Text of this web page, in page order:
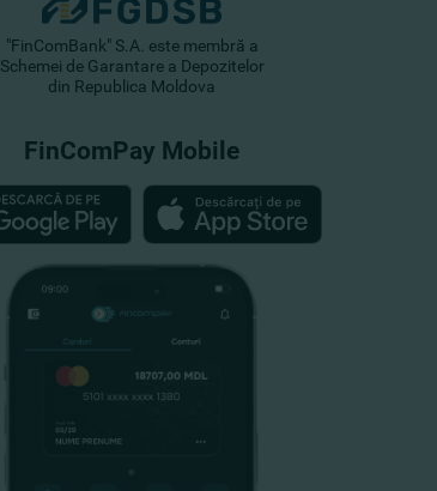
"FinComBank" S.A. este membră a
Schemei de Garantare a Depozitelor
din Republica Moldova
FinComPay Mobile